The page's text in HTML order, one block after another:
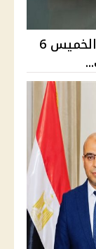
سعر الدولار مقابل الجنيه المصري الخميس 6